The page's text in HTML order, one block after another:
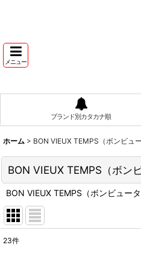
メニュー
ブランド別カタカナ順
ホーム > BON VIEUX TEMPS（ボンビュー
BON VIEUX TEMPS（ボン
BON VIEUX TEMPS（ボンビュータ
23件